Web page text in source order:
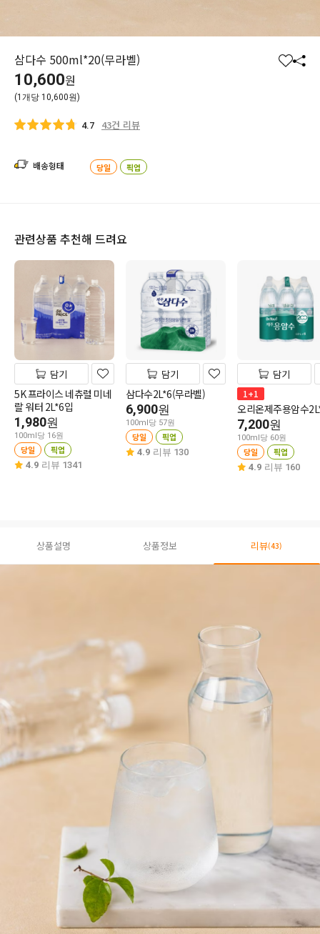
삼다수 500ml*20(무라벨)
찜 공
10,600원
(1개당 10,600원)
4.7 43건 리뷰
배송형태 당일 픽업
관련상품 추천해 드려요
담기
5K 프라이스 네츄럴 미네
랄 워터 2L*6입
1,980원
100ml당 16원
당일 픽업
4.9 리뷰 1341
담기
삼다수2L*6(무라벨)
6,900원
100ml당 57원
당일 픽업
4.9 리뷰 130
담기
1+1
오리온제주용암수
7,200원
100ml당 60원
당일 픽업
4.9 리뷰 160
상품설명 상품정보 리뷰(43)